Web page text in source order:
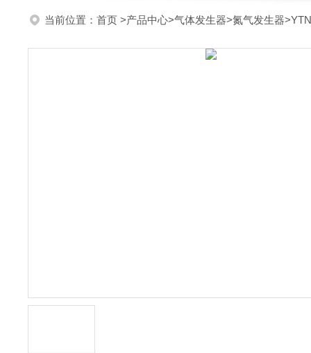
当前位置： 首页 >产品中心>气体发生器>氮气发生器